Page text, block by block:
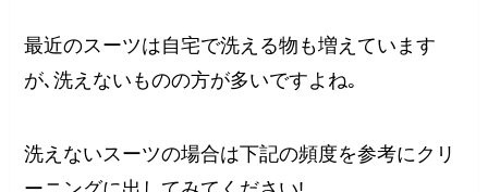
最近のスーツは自宅で洗える物も増えています
が､洗えないものの方が多いですよね｡
洗えないスーツの場合は下記の頻度を参考にクリ